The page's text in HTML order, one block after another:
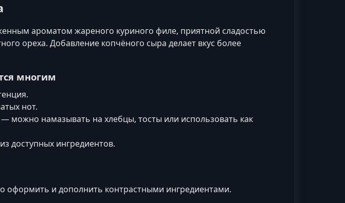
ароматом жареного куриного филе, приятной сладостью
ореха. Добавление копчёного сыра делает вкус более
многим
нот.
можно намазывать на хлебцы, тосты или использовать как
доступных ингредиентов.
оформить и дополнить контрастными ингредиентами.